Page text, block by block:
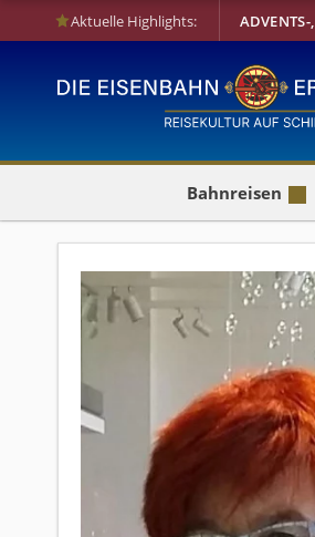
Aktuelle Highlights: ADVENTS-
Bahnreisen